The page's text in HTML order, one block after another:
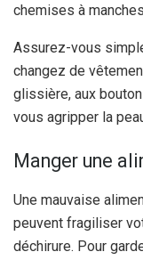
chemises à
Assurez-vous
changez de
glissière, aux
vous agripper la
Manger une
Une mauvaise
peuvent fragiliser
déchirure. Pour